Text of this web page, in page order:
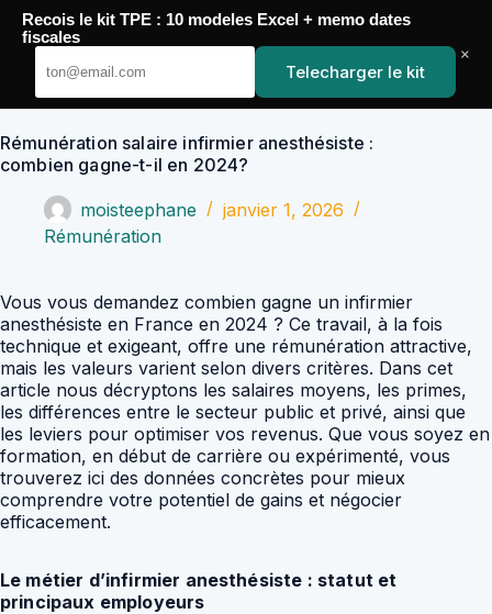
Passer
contenu
YoupiJobs
Rémunération salaire infirmier anesthésiste :
combien gagne-t-il en 2024?
moisteephane
janvier 1, 2026
Rémunération
Vous vous demandez combien gagne un infirmier
anesthésiste en France en 2024 ? Ce travail, à la fois
technique et exigeant, offre une rémunération attractive,
mais les valeurs varient selon divers critères. Dans cet
article nous décryptons les salaires moyens, les primes,
les différences entre le secteur public et privé, ainsi que
les leviers pour optimiser vos revenus. Que vous soyez en
formation, en début de carrière ou expérimenté, vous
trouverez ici des données concrètes pour mieux
comprendre votre potentiel de gains et négocier
efficacement.
Le métier d’infirmier anesthésiste : statut et
principaux employeurs
Recois le kit TPE : 10 modeles Excel + memo dates
fiscales
Telecharger le kit
×